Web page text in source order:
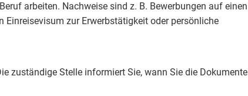
arbeiten. Nachweise sind z. B. Bewerbungen auf einen
zur Erwerbstätigkeit oder persönliche
zuständige Stelle informiert Sie, wann Sie die Dokumente